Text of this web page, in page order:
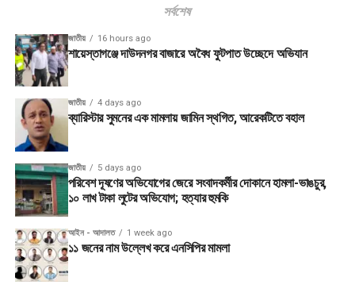
সর্বশেষ
জাতীয় 16 hours ago
শায়েস্তাগঞ্জে দাউদনগর বাজারে অবৈধ ফুটপাত উচ্ছেদে অভিযান
জাতীয় 4 days ago
ব্যারিস্টার সুমনের এক মামলায় জামিন স্থগিত, আরেকটিতে বহাল
জাতীয় 5 days ago
পরিবেশ দূষণের অভিযোগের জেরে সংবাদকর্মীর দোকানে হামলা-ভাঙচুর,
১০ লাখ টাকা লুটের অভিযোগ; হত্যার হুমকি
আইন - আদালত 1 week ago
১১ জনের নাম উল্লেখ করে এনসিপির মামলা